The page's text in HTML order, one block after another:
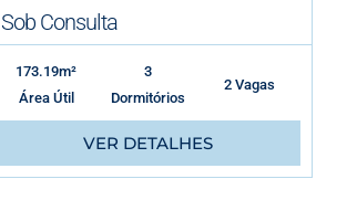
Sob Consulta
173.19m²
Área Útil
3
Dormitórios
2 Vagas
VER DETALHES